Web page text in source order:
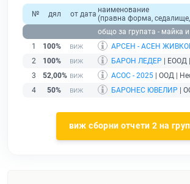
№ дял от дата наименование
(правна форма, седалище,
общо за групата - майка
1
100% АРСЕН - АСЕН
2
100% БАРОН ЛЕДЕР | ЕООД
3
52,00% АСОС - 2025 | ООД |
4
50% БАРОНЕС ЮВЕЛИР |
виж сборни отчети 2 на